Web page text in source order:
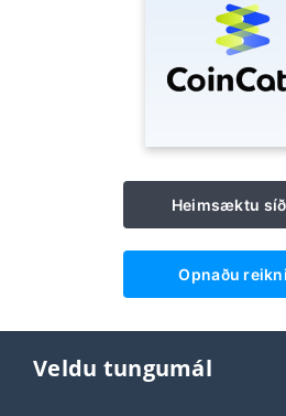
Heimsæktu
Opnaðu
Veldu tungumál